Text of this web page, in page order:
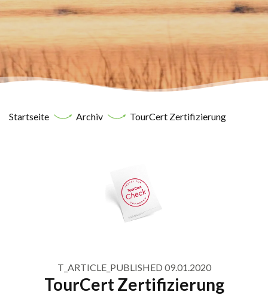
Startseite Archiv TourCert Zertifizierung
T_ARTICLE_PUBLISHED 09.01.2020
TourCert Zertifizierung